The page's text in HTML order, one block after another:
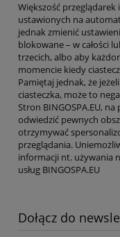
Większość
ustawionych na
jednak zmienić
blokowane – w całości
trzecich, albo aby
momencie kiedy
Pamiętaj jednak, że
ciasteczka, może to
Stron BINGOSPA.EU,
odwiedzić pewnych
otrzymywać
przeglądania.
informacji nt. używania
usług BINGOSPA.EU
Dołącz do